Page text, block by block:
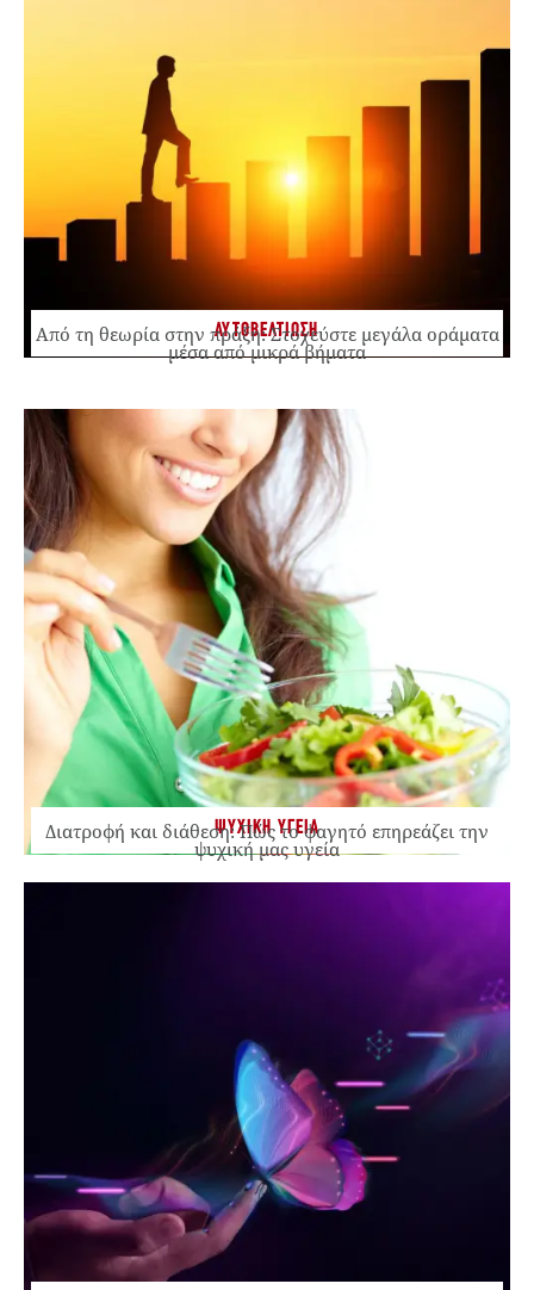
ΑΥΤΟΒΕΛΤΙΩΣΗ
Από τη θεωρία στην πράξη: Στοχεύστε μεγάλα οράματα
μέσα από μικρά βήματα
ΨΥΧΙΚΗ ΥΓΕΙΑ
Διατροφή και διάθεση: Πώς το φαγητό επηρεάζει την
ψυχική μας υγεία